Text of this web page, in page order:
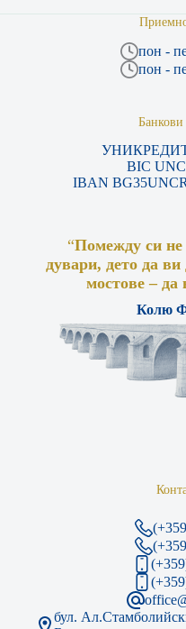
пон -
пон -
Банкови
BIC
IBAN
“Помежду си не
дувари, дето да
мостове – да
Колю
бул.